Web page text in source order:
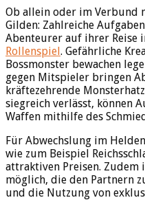
Ob allein oder im Verbund
Gilden: Zahlreiche
Abenteurer auf ihrer Reise
Rollenspiel. Gefährliche
Bossmonster bewachen
gegen Mitspieler bringen
kräftezehrende
siegreich verlässt, können
Waffen mithilfe des
Für Abwechslung im
wie zum Beispiel
attraktiven Preisen. Zudem
möglich, die den Partnern
und die Nutzung von